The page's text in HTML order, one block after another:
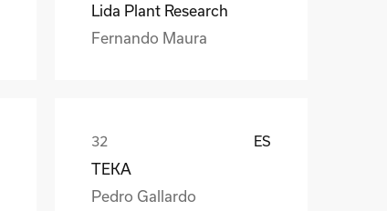
Lida Plant Research
Fernando Maura
ES
TEKA
Pedro Gallardo